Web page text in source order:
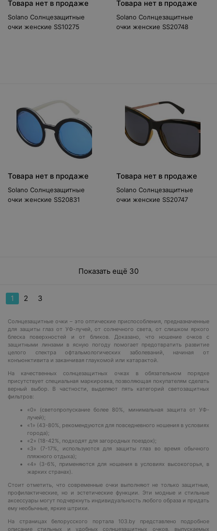
Товара нет в продаже
Solano Солнцезащитные
очки женские SS10275
Товара нет в продаже
Solano Солнцезащитные
очки женские SS20748
Товара нет в продаже
Solano Солнцезащитные
очки женские SS20831
Товара нет в продаже
Solano Солнцезащитные
очки женские SS20747
Показать ещё 30
1 2 3
Солнцезащитные очки – это оптические приспособления, предназначенные
для защиты глаз от УФ-лучей, от солнечного света, от слишком яркого
блеска поверхностей и от бликов. Доказано, что ношение очков с
защитными линзами в ясную погоду помогает предотвратить развитие
целого спектра офтальмологических заболеваний, начиная от
конъюнктивита и заканчивая глаукомой или катарактой.
На качественных солнцезащитных очках в обязательном порядке
присутствует специальная маркировка, позволяющая покупателям сделать
верный выбор. В частности, выделяют пять категорий светозащитных
фильтров:
«0» (светопропускание более 80%, минимальная защита от УФ-
лучей);
«1» (43-80%, рекомендуются для повседневного ношения в условиях
города);
«2» (18-42%, подходят для загородных поездок);
«3» (7-17%, используются для защиты глаз во время обычного
пляжного отдыха);
«4» (3-6%, применяются для ношения в условиях высокогорья, в
жарких странах).
Стоит отметить, что современные очки выполняют не только защитные,
профилактические, но и эстетические функции. Эти модные и стильные
аксессуары могут подчеркнуть индивидуальность любого образа и придать
ему необычные, яркие штрихи.
На страницах белорусского портала 103.by представлено подробное
описание стильных и удобных солнцезащитных очков, выпускаемых